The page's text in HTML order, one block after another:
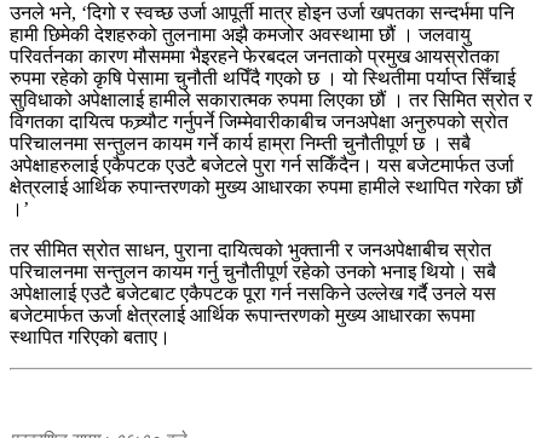
उनले भने, ‘दिगो र स्वच्छ उर्जा आपूर्ती मात्र होइन उर्जा खपतका सन्दर्भमा पनि
हामी छिमेकी देशहरुको तुलनामा अझै कमजोर अवस्थामा छौं । जलवायु
परिवर्तनका कारण मौसममा भैइरहने फेरबदल जनताको प्रमुख आयस्रोतका
रुपमा रहेको कृषि पेसामा चुनौती थपिँदै गएको छ । यो स्थितीमा पर्याप्त सिँचाई
सुविधाको अपेक्षालाई हामीले सकारात्मक रुपमा लिएका छौं । तर सिमित स्रोत र
विगतका दायित्व फच्र्यौट गर्नुपर्ने जिम्मेवारीकाबीच जनअपेक्षा अनुरुपको स्रोत
परिचालनमा सन्तुलन कायम गर्ने कार्य हाम्रा निम्ती चुनौतीपूर्ण छ । सबै
अपेक्षाहरुलाई एकैपटक एउटै बजेटले पुरा गर्न सकिँदैन। यस बजेटमार्फत उर्जा
क्षेत्रलाई आर्थिक रुपान्तरणको मुख्य आधारका रुपमा हामीले स्थापित गरेका छौं
।’
तर सीमित स्रोत साधन, पुराना दायित्वको भुक्तानी र जनअपेक्षाबीच स्रोत
परिचालनमा सन्तुलन कायम गर्नु चुनौतीपूर्ण रहेको उनको भनाइ थियो। सबै
अपेक्षालाई एउटै बजेटबाट एकैपटक पूरा गर्न नसकिने उल्लेख गर्दै उनले यस
बजेटमार्फत ऊर्जा क्षेत्रलाई आर्थिक रूपान्तरणको मुख्य आधारका रूपमा
स्थापित गरिएको बताए।